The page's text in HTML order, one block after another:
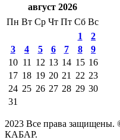
август 2026
Пн Вт Ср Чт Пт Сб Вс
1
2
3
4 5 6 7 8
9
10 11 12 13 14 15 16
17 18 19 20 21 22 23
24 25 26 27 28 29 30
31
2023 Все права
КАБАР.